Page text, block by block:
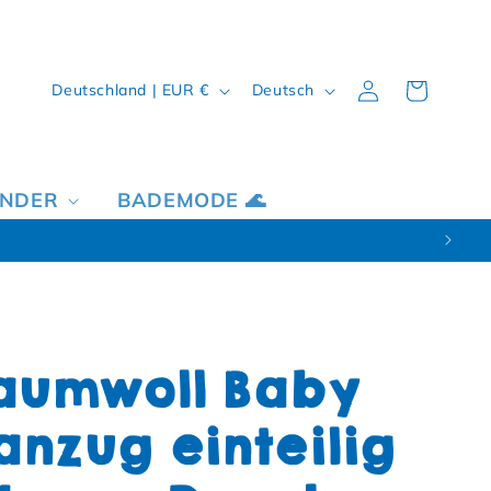
BADEMODE 🌊
Land/Region
Deutschland | EUR € Sprache
Deutsch Einloggen
Warenkorb
Baby
einteilig